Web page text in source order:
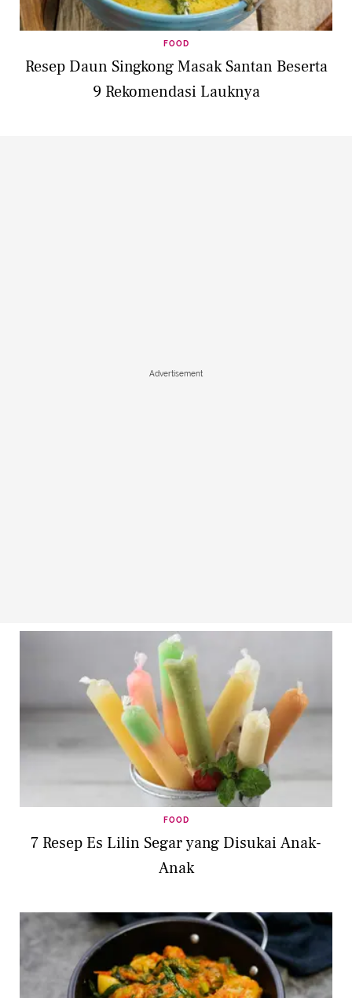
FOOD
Resep Daun Singkong Masak Santan Beserta
9 Rekomendasi Lauknya
Advertisement
FOOD
7 Resep Es Lilin Segar yang Disukai Anak-
Anak